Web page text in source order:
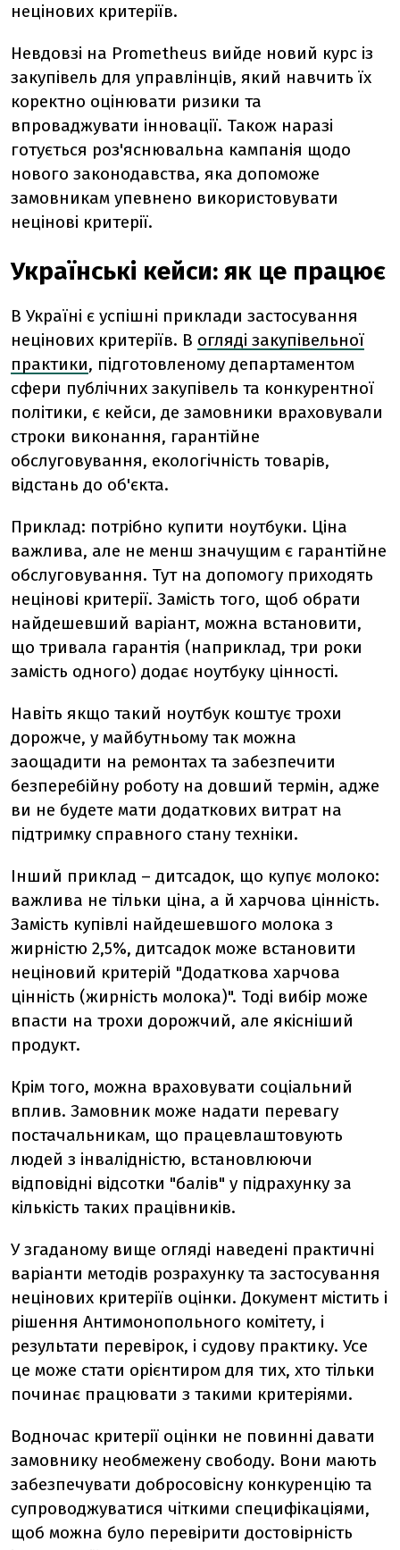
нецінових критеріїв.
Невдовзі на Prometheus вийде новий курс із
закупівель для управлінців, який навчить їх
коректно оцінювати ризики та
впроваджувати інновації. Також наразі
готується роз'яснювальна кампанія щодо
нового законодавства, яка допоможе
замовникам упевнено використовувати
нецінові критерії.
Українські кейси: як це працює
В Україні є успішні приклади застосування
нецінових критеріїв. В огляді закупівельної
практики, підготовленому департаментом
сфери публічних закупівель та конкурентної
політики, є кейси, де замовники враховували
строки виконання, гарантійне
обслуговування, екологічність товарів,
відстань до об'єкта.
Приклад: потрібно купити ноутбуки. Ціна
важлива, але не менш значущим є гарантійне
обслуговування. Тут на допомогу приходять
нецінові критерії. Замість того, щоб обрати
найдешевший варіант, можна встановити,
що тривала гарантія (наприклад, три роки
замість одного) додає ноутбуку цінності.
Навіть якщо такий ноутбук коштує трохи
дорожче, у майбутньому так можна
заощадити на ремонтах та забезпечити
безперебійну роботу на довший термін, адже
ви не будете мати додаткових витрат на
підтримку справного стану техніки.
Інший приклад – дитсадок, що купує молоко:
важлива не тільки ціна, а й харчова цінність.
Замість купівлі найдешевшого молока з
жирністю 2,5%, дитсадок може встановити
неціновий критерій "Додаткова харчова
цінність (жирність молока)". Тоді вибір може
впасти на трохи дорожчий, але якісніший
продукт.
Крім того, можна враховувати соціальний
вплив. Замовник може надати перевагу
постачальникам, що працевлаштовують
людей з інвалідністю, встановлюючи
відповідні відсотки "балів" у підрахунку за
кількість таких працівників.
У згаданому вище огляді наведені практичні
варіанти методів розрахунку та застосування
нецінових критеріїв оцінки. Документ містить і
рішення Антимонопольного комітету, і
результати перевірок, і судову практику. Усе
це може стати орієнтиром для тих, хто тільки
починає працювати з такими критеріями.
Водночас критерії оцінки не повинні давати
замовнику необмежену свободу. Вони мають
забезпечувати добросовісну конкуренцію та
супроводжуватися чіткими специфікаціями,
щоб можна було перевірити достовірність